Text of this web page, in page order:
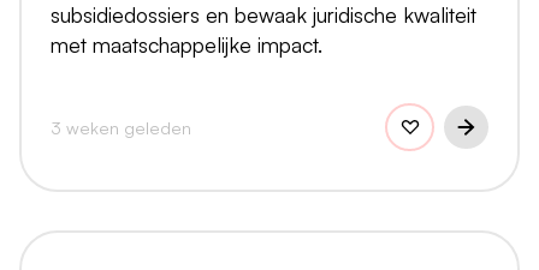
subsidiedossiers en bewaak juridische kwaliteit
met maatschappelijke impact.
3 weken geleden